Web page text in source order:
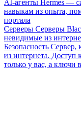
AI-агенты Hermes —
навыкам из опыта,
портала
Серверы Серверы
невидимые из
Безопасность Сервер,
из интернета.
только у вас, а